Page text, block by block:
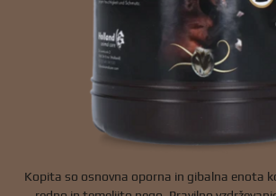
Kopita so osnovna oporna in gibalna enota